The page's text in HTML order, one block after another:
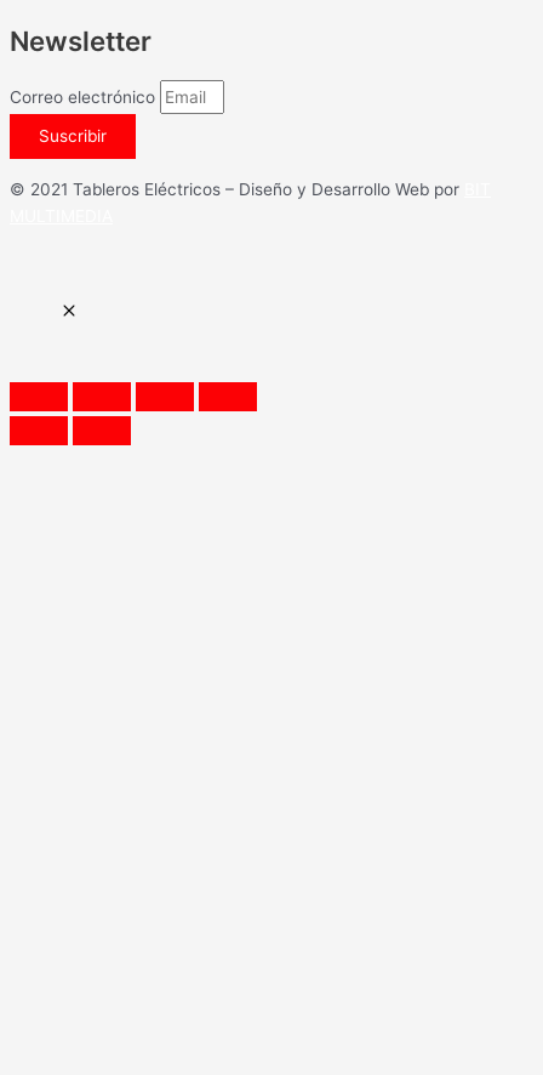
Newsletter
Correo electrónico
Suscribir
© 2021 Tableros Eléctricos – Diseño y Desarrollo Web por